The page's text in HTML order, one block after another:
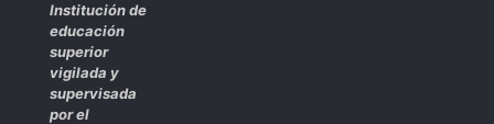
Institución de
educación
superior
vigilada y
supervisada
por el